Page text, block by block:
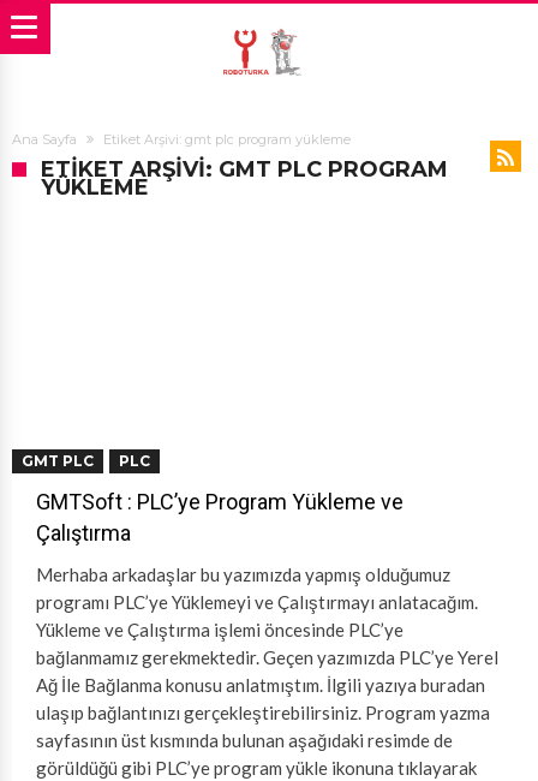
Ana Sayfa Etiket Arşivi: gmt plc program yükleme
ETIKET ARŞIVI: GMT PLC PROGRAM
YÜKLEME
GMT PLC PLC
GMTSoft : PLC’ye Program Yükleme ve
Çalıştırma
Merhaba arkadaşlar bu yazımızda yapmış olduğumuz
programı PLC’ye Yüklemeyi ve Çalıştırmayı anlatacağım.
Yükleme ve Çalıştırma işlemi öncesinde PLC’ye
bağlanmamız gerekmektedir. Geçen yazımızda PLC’ye Yerel
Ağ İle Bağlanma konusu anlatmıştım. İlgili yazıya buradan
ulaşıp bağlantınızı gerçekleştirebilirsiniz. Program yazma
sayfasının üst kısmında bulunan aşağıdaki resimde de
görüldüğü gibi PLC’ye program yükle ikonuna tıklayarak